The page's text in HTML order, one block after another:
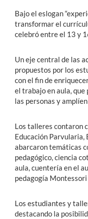
Bajo el eslogan
transformar el
celebró entre el 13 y
Un eje central de las
propuestos por los
con el fin de
el trabajo en aula,
las personas y
Los talleres contaron
Educación Parvularia,
abarcaron temáticas
pedagógico, ciencia
aula, cuentería en el
pedagogía
Los estudiantes y
destacando la